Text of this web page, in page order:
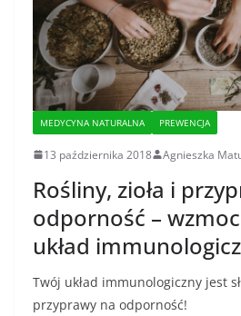
MEDYCYNA NATURALNA PREWENCJA
13 października 2018 Agnieszka
Rośliny, zioła i
odporność –
układ
Twój układ immunologiczny jest
przyprawy na odporność!